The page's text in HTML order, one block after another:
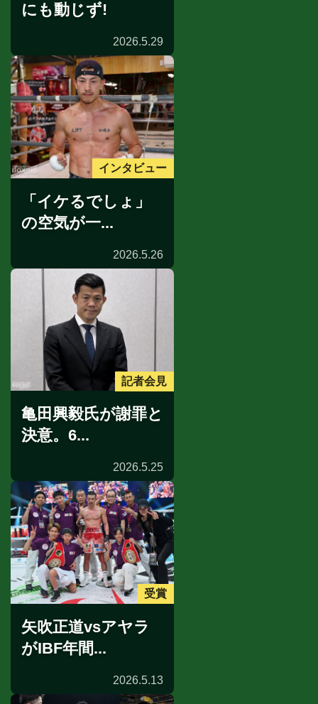
にも動じず!
2026.5.29
インタビュー
「イケるでしょ」
の空気が一...
2026.5.26
記者会見
亀田興毅氏が謝罪と
決意。6...
2026.5.25
受賞
矢吹正道vsアヤラ
がIBF年間...
2026.5.13